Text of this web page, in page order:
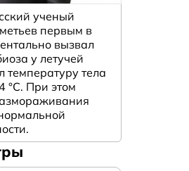
ученый
первым в
вызвал
у летучей
тела
°C. При этом